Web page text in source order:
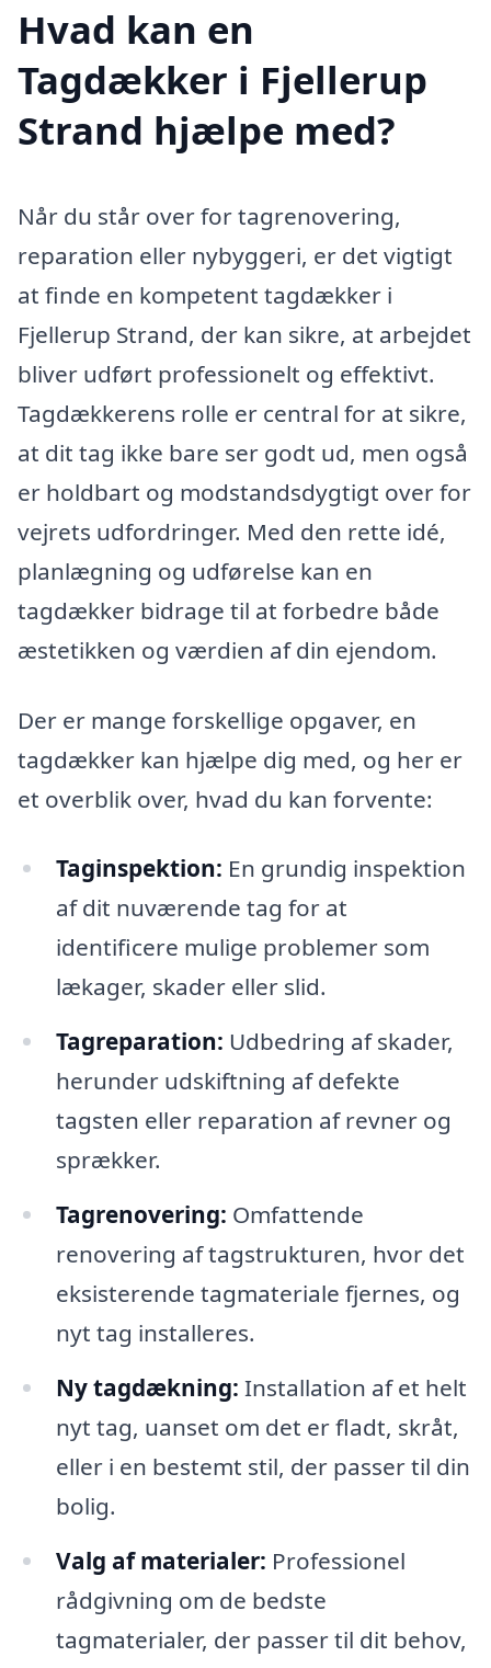
Hvad kan en
Tagdækker i Fjellerup
Strand hjælpe med?
Når du står over for tagrenovering,
reparation eller nybyggeri, er det vigtigt
at finde en kompetent tagdækker i
Fjellerup Strand, der kan sikre, at arbejdet
bliver udført professionelt og effektivt.
Tagdækkerens rolle er central for at sikre,
at dit tag ikke bare ser godt ud, men også
er holdbart og modstandsdygtigt over for
vejrets udfordringer. Med den rette idé,
planlægning og udførelse kan en
tagdækker bidrage til at forbedre både
æstetikken og værdien af din ejendom.
Der er mange forskellige opgaver, en
tagdækker kan hjælpe dig med, og her er
et overblik over, hvad du kan forvente:
Taginspektion: En grundig inspektion
af dit nuværende tag for at
identificere mulige problemer som
lækager, skader eller slid.
Tagreparation: Udbedring af skader,
herunder udskiftning af defekte
tagsten eller reparation af revner og
sprækker.
Tagrenovering: Omfattende
renovering af tagstrukturen, hvor det
eksisterende tagmateriale fjernes, og
nyt tag installeres.
Ny tagdækning: Installation af et helt
nyt tag, uanset om det er fladt, skråt,
eller i en bestemt stil, der passer til din
bolig.
Valg af materialer: Professionel
rådgivning om de bedste
tagmaterialer, der passer til dit behov,